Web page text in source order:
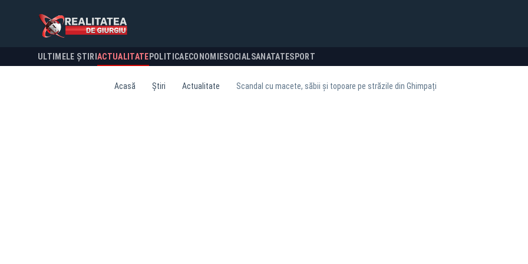
ULTIMELE ȘTIRI ACTUALITATE POLITICA ECONOMIESOCIALSANATATESPORT
Acasă Știri Actualitate Scandal cu macete, săbii și topoare pe străzile din Ghimpați